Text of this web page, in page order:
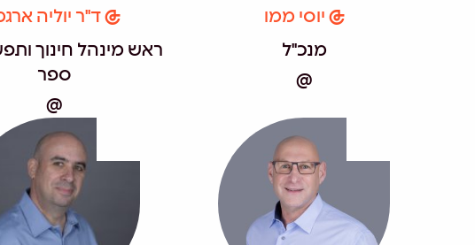
יוסי ממו
מנכ"ל
@
ד"ר יוליה
ראש מינהל חינוך
ספר
@